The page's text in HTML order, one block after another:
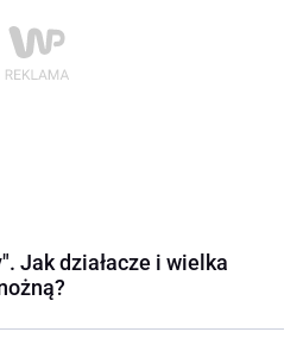
Jak działacze i wielka